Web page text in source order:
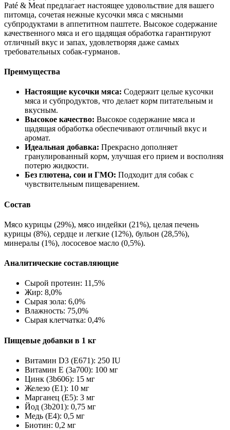
Paté & Meat предлагает настоящее удовольствие для вашего
питомца, сочетая нежные кусочки мяса с мясными
субпродуктами в аппетитном паштете. Высокое содержание
качественного мяса и его щадящая обработка гарантируют
отличный вкус и запах, удовлетворяя даже самых
требовательных собак-гурманов.
Преимущества
Настоящие кусочки мяса: Содержит целые кусочки
мяса и субпродуктов, что делает корм питательным и
вкусным.
Высокое качество: Высокое содержание мяса и
щадящая обработка обеспечивают отличный вкус и
аромат.
Идеальная добавка: Прекрасно дополняет
гранулированный корм, улучшая его прием и восполняя
потерю жидкости.
Без глютена, сои и ГМО: Подходит для собак с
чувствительным пищеварением.
Состав
Мясо курицы (29%), мясо индейки (21%), целая печень
курицы (8%), сердце и легкие (12%), бульон (28,5%),
минералы (1%), лососевое масло (0,5%).
Аналитические составляющие
Сырой протеин: 11,5%
Жир: 8,0%
Сырая зола: 6,0%
Влажность: 75,0%
Сырая клетчатка: 0,4%
Пищевые добавки в 1 кг
Витамин D3 (E671): 250 IU
Витамин E (3a700): 100 мг
Цинк (3b606): 15 мг
Железо (E1): 10 мг
Марганец (E5): 3 мг
Йод (3b201): 0,75 мг
Медь (E4): 0,5 мг
Биотин: 0,2 мг